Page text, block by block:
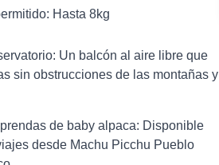
Hasta 8kg
Un balcón al aire libre que
sin obstrucciones de las montañas y
de baby alpaca: Disponible
desde Machu Picchu Pueblo